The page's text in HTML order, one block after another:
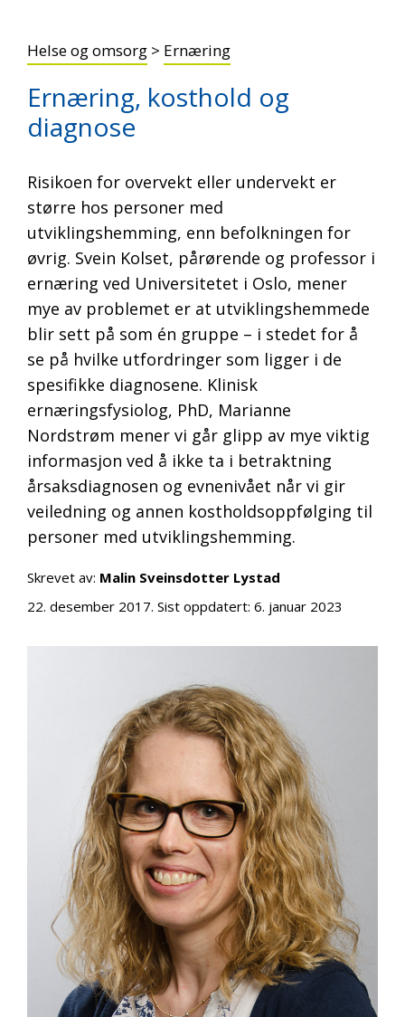
Helse og omsorg > Ernæring
Ernæring, kosthold og
diagnose
Risikoen for overvekt eller undervekt er
større hos personer med
utviklingshemming, enn befolkningen for
øvrig. Svein Kolset, pårørende og professor i
ernæring ved Universitetet i Oslo, mener
mye av problemet er at utviklingshemmede
blir sett på som én gruppe – i stedet for å
se på hvilke utfordringer som ligger i de
spesifikke diagnosene. Klinisk
ernæringsfysiolog, PhD, Marianne
Nordstrøm mener vi går glipp av mye viktig
informasjon ved å ikke ta i betraktning
årsaksdiagnosen og evnenivået når vi gir
veiledning og annen kostholdsoppfølging til
personer med utviklingshemming.
Skrevet av: Malin Sveinsdotter Lystad
22. desember 2017. Sist oppdatert: 6. januar 2023